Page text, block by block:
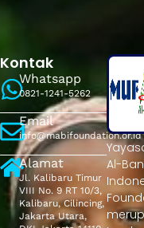
Kontak
Whatsapp
0821-1241-5262
Email
info@mabifoundation.or.id
Alamat
Jl. Kalibaru Timur
VIII No. 9 RT 10/3,
Kalibaru, Cilincing,
Jakarta Utara,
Al-